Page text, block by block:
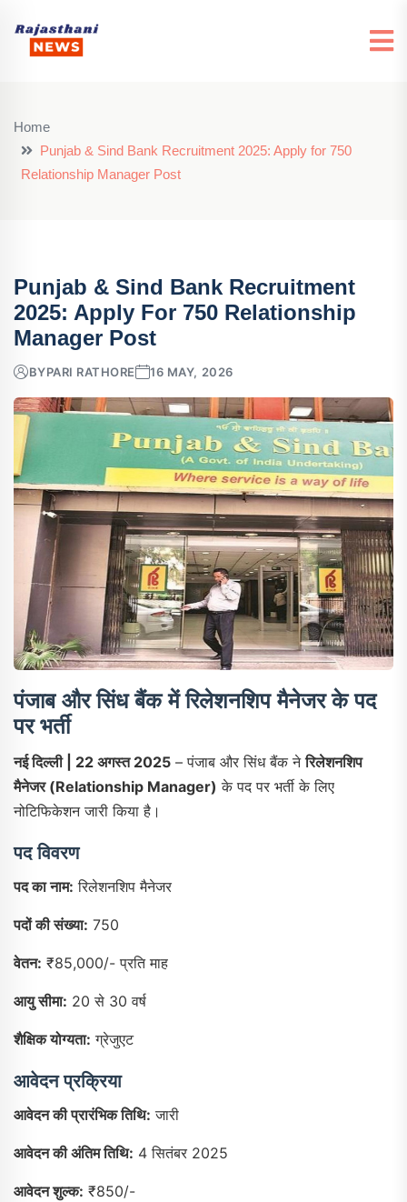
Home
Punjab & Sind Bank Recruitment 2025: Apply for 750
Relationship Manager Post
Punjab & Sind Bank Recruitment
2025: Apply For 750 Relationship
Manager Post
BYPARI RATHORE 16 MAY, 2026
पंजाब और सिंध बैंक में रिलेशनशिप मैनेजर के पद
पर भर्ती
नई दिल्ली | 22 अगस्त 2025 – पंजाब और सिंध बैंक नेरिलेशनशिप
मैनेजर (Relationship Manager) के पद पर भर्ती के लिए
नोटिफिकेशन जारी किया है।
पद विवरण
पद का नाम: रिलेशनशिप मैनेजर
पदों की संख्या: 750
वेतन: ₹85,000/- प्रति माह
आयु सीमा: 20 से 30 वर्ष
शैक्षिक योग्यता: ग्रेजुएट
आवेदन प्रक्रिया
आवेदन की प्रारंभिक तिथि: जारी
आवेदन की अंतिम तिथि: 4 सितंबर 2025
आवेदन शुल्क: ₹850/-